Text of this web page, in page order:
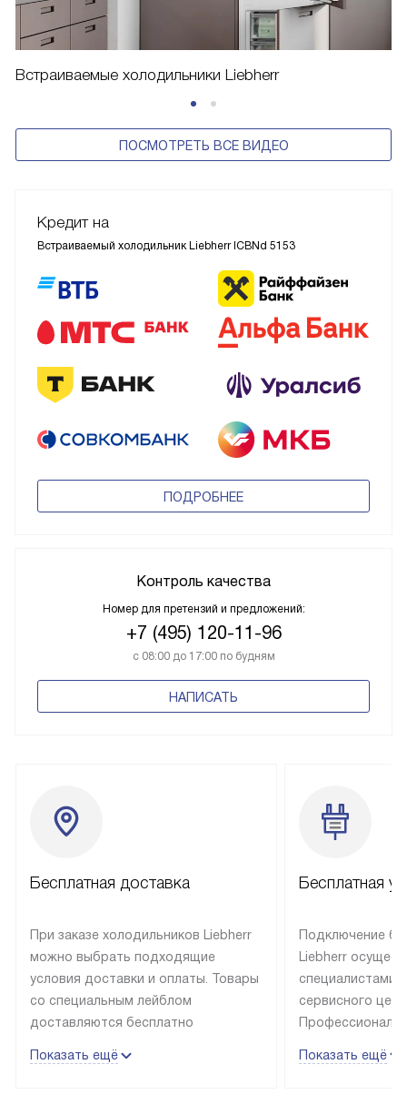
Встраиваемые холодильники Liebherr
ПОСМОТРЕТЬ ВСЕ ВИДЕО
Кредит на
Встраиваемый холодильник Liebherr ICBNd 5153
ПОДРОБНЕЕ
Контроль качества
Номер для претензий и предложений:
+7 (495) 120-11-96
с 08:00 до 17:00 по будням
НАПИСАТЬ
Бесплатная доставка
При заказе холодильников Liebherr
можно выбрать подходящие
условия доставки и оплаты. Товары
со специальным лейблом
доставляются бесплатно
до подъезда, выезд за МКАД
Показать ещё
Бесплатная
Подключение
Liebherr
специалистами
сервисного
эксплуатации
Показать ещё